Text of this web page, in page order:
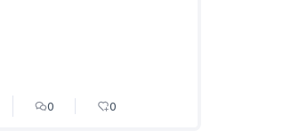
0 0